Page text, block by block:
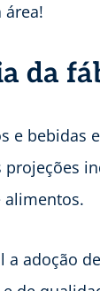
área!
da
e bebidas
projeções
alimentos.
a adoção